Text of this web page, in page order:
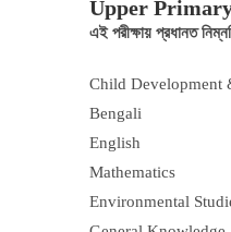
Upper Primary
এই পরীক্ষায় প্রধানত
Child Development
Bengali
English
Mathematics
Environmental